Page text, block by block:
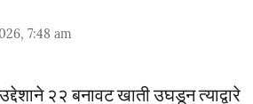
7:48 am
२२ बनावट खाती उघडून त्याद्वारे